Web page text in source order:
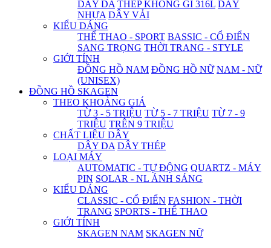
DÂY DA THÉP KHÔNG GỈ 316L DÂY
NHỰA DÂY VẢI
KIỂU DÁNG
THỂ THAO - SPORT BASSIC - CỔ ĐIỂN
SANG TRỌNG THỜI TRANG - STYLE
GIỚI TÍNH
ĐỒNG HỒ NAM ĐỒNG HỒ NỮ NAM - NỮ
(UNISEX)
ĐỒNG HỒ SKAGEN
THEO KHOẢNG GIÁ
TỪ 3 - 5 TRIỆU TỪ 5 - 7 TRIỆU TỪ 7 - 9
TRIỆU TRÊN 9 TRIỆU
CHẤT LIỆU DÂY
DÂY DA DÂY THÉP
LOẠI MÁY
AUTOMATIC - TỰ ĐỘNG QUARTZ - MÁY
PIN SOLAR - NL ÁNH SÁNG
KIỂU DÁNG
CLASSIC - CỔ ĐIỂN FASHION - THỜI
TRANG SPORTS - THỂ THAO
GIỚI TÍNH
SKAGEN NAM SKAGEN NỮ